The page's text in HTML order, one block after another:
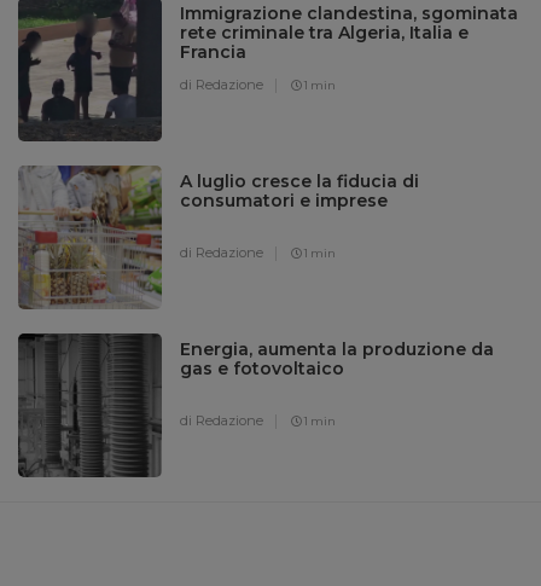
Immigrazione clandestina, sgominata
rete criminale tra Algeria, Italia e
Francia
di Redazione 1 min
A luglio cresce la fiducia di
consumatori e imprese
di Redazione 1 min
Energia, aumenta la produzione da
gas e fotovoltaico
di Redazione 1 min